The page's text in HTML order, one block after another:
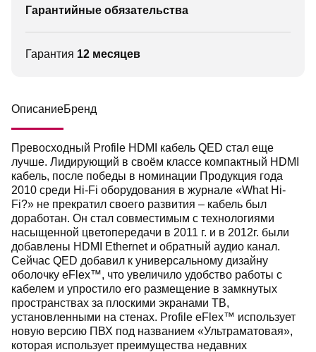
Гарантийные обязательства
Гарантия 12 месяцев
ОписаниеБренд
Превосходный Profile HDMI кабель QED стал еще
лучше. Лидирующий в своём классе компактный HDMI
кабель, после победы в номинации Продукция года
2010 среди Hi-Fi оборудования в журнале «What Hi-
Fi?» не прекратил своего развития – кабель был
доработан. Он стал совместимым с технологиями
насыщенной цветопередачи в 2011 г. и в 2012г. были
добавлены HDMI Ethernet и обратный аудио канал.
Сейчас QED добавил к универсальному дизайну
оболочку eFlex™, что увеличило удобство работы с
кабелем и упростило его размещение в замкнутых
пространствах за плоскими экранами ТВ,
установленными на стенах. Profile eFlex™ использует
новую версию ПВХ под названием «Ультраматовая»,
которая использует преимущества недавних